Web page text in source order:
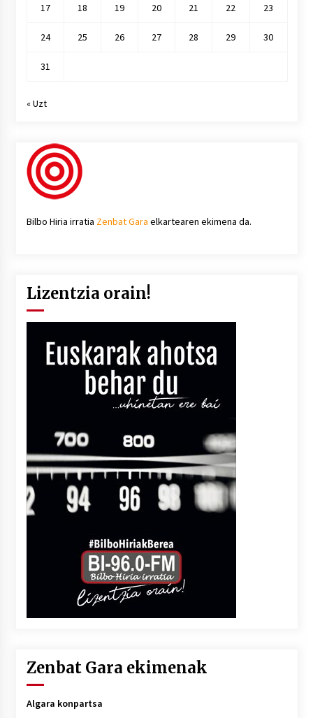
17 18 19 20 21 22 23
24 25 26 27 28 29 30
31
« Uzt
Bilbo Hiria irratia Zenbat Gara elkartearen ekimena da.
Lizentzia orain!
Zenbat Gara ekimenak
Algara konpartsa